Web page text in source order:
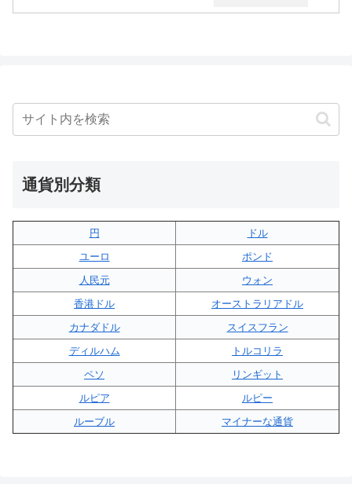
通貨別分類
円
ドル
ユーロ
ポンド
人民元
ウォン
香港ドル
オーストラリアドル
カナダドル
スイスフラン
ディルハム
トルコリラ
ペソ
リンギット
ルピア
ルピー
ルーブル
マイナーな通貨